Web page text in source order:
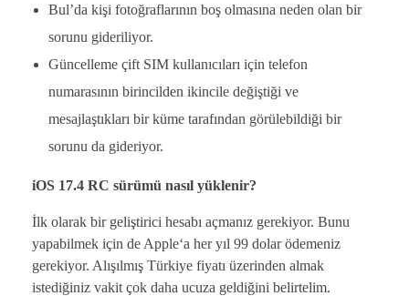
Bul’da kişi fotoğraflarının boş olmasına neden olan bir
sorunu gideriliyor.
Güncelleme çift SIM kullanıcıları için telefon
numarasının birincilden ikincile değiştiği ve
mesajlaştıkları bir küme tarafından görülebildiği bir
sorunu da gideriyor.
iOS 17.4 RC sürümü nasıl yüklenir?
İlk olarak bir geliştirici hesabı açmanız gerekiyor. Bunu
yapabilmek için de Apple‘a her yıl 99 dolar ödemeniz
gerekiyor. Alışılmış Türkiye fiyatı üzerinden almak
istediğiniz vakit çok daha ucuza geldiğini belirtelim.